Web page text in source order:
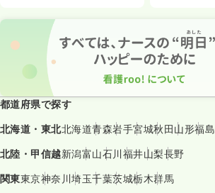
都道府県で探す
北海道・東北北海道青森岩手宮城秋田山形福島
北陸・甲信越新潟富山石川福井山梨長野
関東東京神奈川埼玉千葉茨城栃木群馬